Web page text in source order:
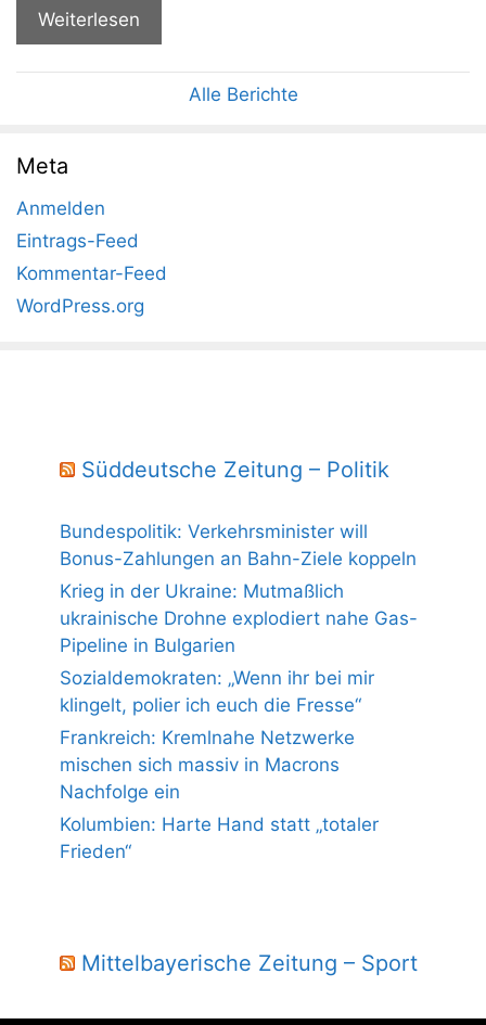
Weiterlesen
Alle Berichte
Meta
Anmelden
Eintrags-Feed
Kommentar-Feed
WordPress.org
Süddeutsche Zeitung – Politik
Bundespolitik: Verkehrsminister will
Bonus-Zahlungen an Bahn-Ziele koppeln
Krieg in der Ukraine: Mutmaßlich
ukrainische Drohne explodiert nahe Gas-
Pipeline in Bulgarien
Sozialdemokraten: „Wenn ihr bei mir
klingelt, polier ich euch die Fresse“
Frankreich: Kremlnahe Netzwerke
mischen sich massiv in Macrons
Nachfolge ein
Kolumbien: Harte Hand statt „totaler
Frieden“
Mittelbayerische Zeitung – Sport